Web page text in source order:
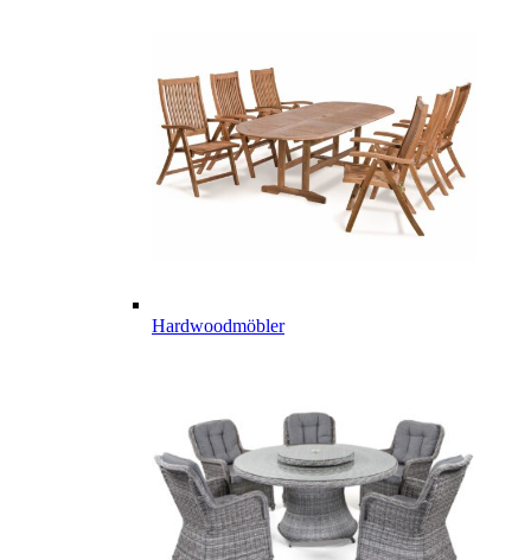
Hardwoodmöbler